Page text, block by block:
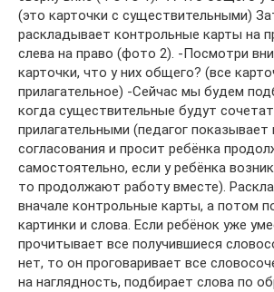
(это карточки с существительными)
раскладывает контрольные карты на
слева на право (фото 2). -Посмотри
карточки, что у них общего? (все
прилагательное) -Сейчас мы будем
когда существительные будут
прилагательными (педагог показывает
согласования и просит ребёнка
самостоятельно, если у ребёнка
то продолжают работу вместе).
вначале контрольные карты, а потом
картинки и слова. Если ребёнок уже
прочитывает все получившиеся
нет, то он проговаривает все
на наглядность, подбирает слова по